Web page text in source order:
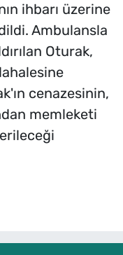
ihbarı üzerine
Ambulansla
Oturak,
cenazesinin,
memleketi